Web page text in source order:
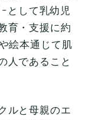
として乳幼児
育・支援に約
絵本通じて肌
人であること
ルと母親のエ